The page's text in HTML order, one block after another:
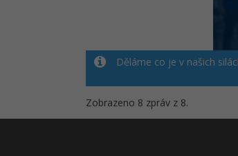
Děláme co je v našich
Zobrazeno 8 zpráv z 8.